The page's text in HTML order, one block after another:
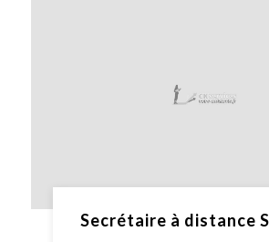
Secrétaire à distance